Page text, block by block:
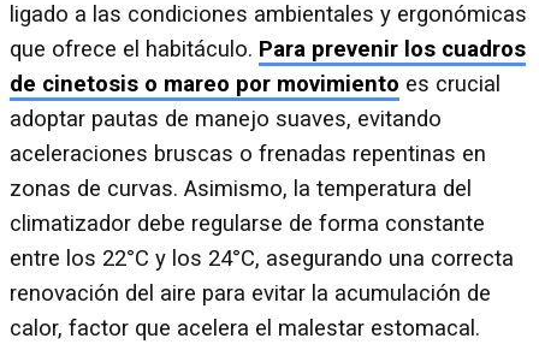
ligado a las condiciones ambientales y ergonómicas
que ofrece el habitáculo. Para prevenir los cuadros
de cinetosis o mareo por movimiento es crucial
adoptar pautas de manejo suaves, evitando
aceleraciones bruscas o frenadas repentinas en
zonas de curvas. Asimismo, la temperatura del
climatizador debe regularse de forma constante
entre los 22°C y los 24°C, asegurando una correcta
renovación del aire para evitar la acumulación de
calor, factor que acelera el malestar estomacal.